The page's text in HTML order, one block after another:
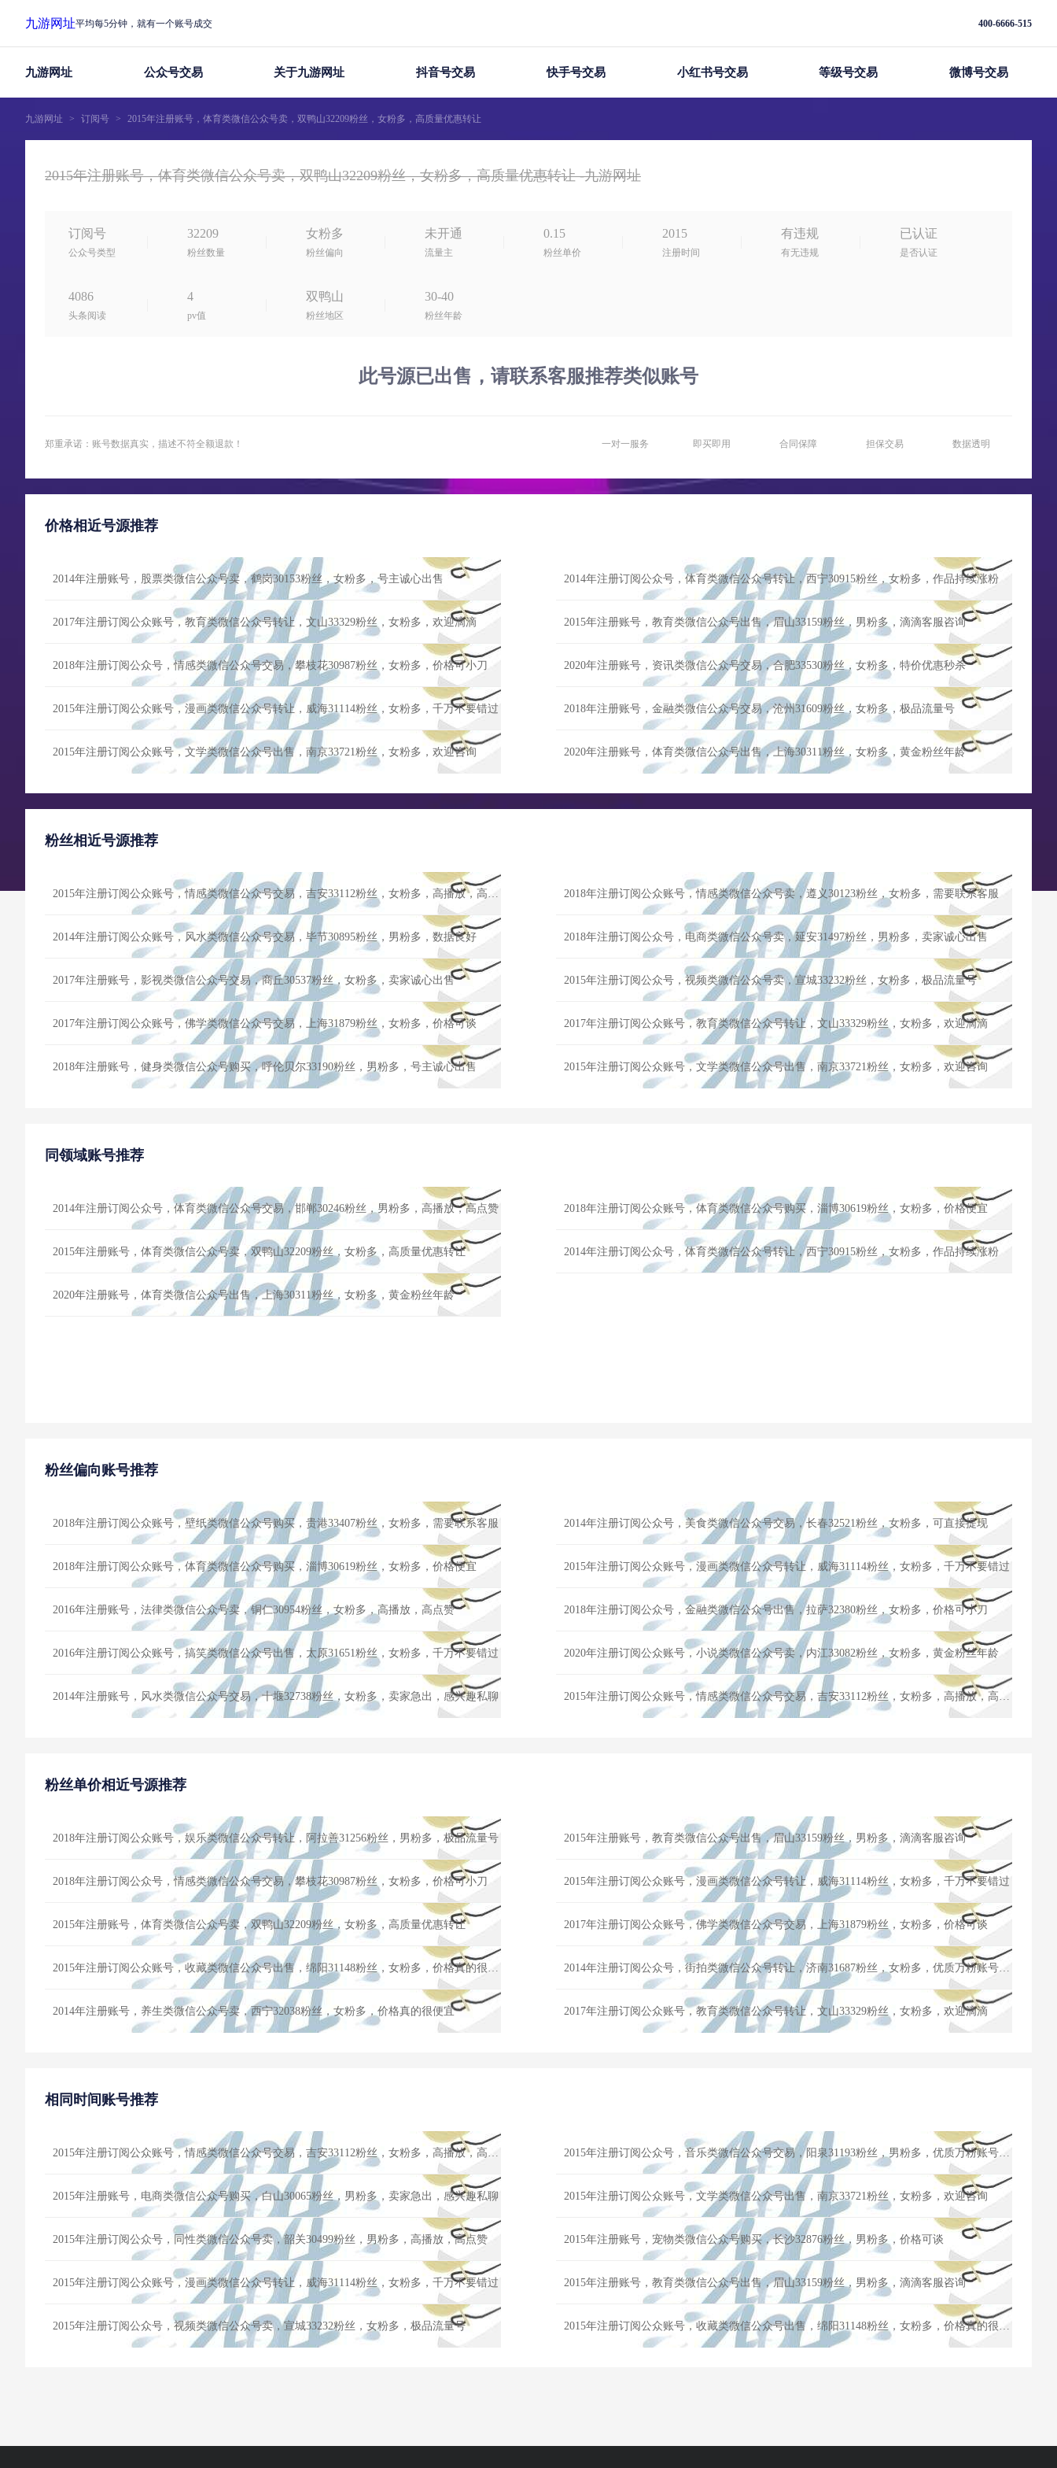
九游网址平均每5分钟，就有一个账号成交 400-6666-515
九游网址 公众号交易 关于九游网址 抖音号交易 快手号交易 小红书号交易 等级号交易 微博号交易
九游网址 > 订阅号 > 2015年注册账号，体育类微信公众号卖，双鸭山32209粉丝，女粉多，高质量优惠转让
2015年注册账号，体育类微信公众号卖，双鸭山32209粉丝，女粉多，高质量优惠转让 -九游网址
订阅号
公众号类型
32209
粉丝数量
女粉多
粉丝偏向
未开通
流量主
0.15
粉丝单价
2015
注册时间
有违规
有无违规
已认证
是否认证
4086
头条阅读
4
pv值
双鸭山
粉丝地区
30-40
粉丝年龄
此号源已出售，请联系客服推荐类似账号
郑重承诺：账号数据真实，描述不符全额退款！ 一对一服务 即买即用 合同保障 担保交易 数据透明
价格相近号源推荐
2014年注册账号，股票类微信公众号卖，鹤岗30153粉丝，女粉多，号主诚心出售 2014年注册订阅公众号，体育类微信公众号转让，西宁30915粉丝，女粉多，作品持续涨粉
2017年注册订阅公众账号，教育类微信公众号转让，文山33329粉丝，女粉多，欢迎滴滴 2015年注册账号，教育类微信公众号出售，眉山33159粉丝，男粉多，滴滴客服咨询
2018年注册订阅公众号，情感类微信公众号交易，攀枝花30987粉丝，女粉多，价格可小刀 2020年注册账号，资讯类微信公众号交易，合肥33530粉丝，女粉多，特价优惠秒杀
2015年注册订阅公众账号，漫画类微信公众号转让，威海31114粉丝，女粉多，千万不要错过 2018年注册账号，金融类微信公众号交易，沧州31609粉丝，女粉多，极品流量号
2015年注册订阅公众账号，文学类微信公众号出售，南京33721粉丝，女粉多，欢迎咨询 2020年注册账号，体育类微信公众号出售，上海30311粉丝，女粉多，黄金粉丝年龄
粉丝相近号源推荐
2015年注册订阅公众账号，情感类微信公众号交易，吉安33112粉丝，女粉多，高播放，高点赞 2018年注册订阅公众账号，情感类微信公众号卖，遵义30123粉丝，女粉多，需要联系客服
2014年注册订阅公众账号，风水类微信公众号交易，毕节30895粉丝，男粉多，数据良好 2018年注册订阅公众号，电商类微信公众号卖，延安31497粉丝，男粉多，卖家诚心出售
2017年注册账号，影视类微信公众号交易，商丘30537粉丝，女粉多，卖家诚心出售 2015年注册订阅公众号，视频类微信公众号卖，宣城33232粉丝，女粉多，极品流量号
2017年注册订阅公众账号，佛学类微信公众号交易，上海31879粉丝，女粉多，价格可谈 2017年注册订阅公众账号，教育类微信公众号转让，文山33329粉丝，女粉多，欢迎滴滴
2018年注册账号，健身类微信公众号购买，呼伦贝尔33190粉丝，男粉多，号主诚心出售 2015年注册订阅公众账号，文学类微信公众号出售，南京33721粉丝，女粉多，欢迎咨询
同领域账号推荐
2014年注册订阅公众号，体育类微信公众号交易，邯郸30246粉丝，男粉多，高播放，高点赞 2018年注册订阅公众账号，体育类微信公众号购买，淄博30619粉丝，女粉多，价格便宜
2015年注册账号，体育类微信公众号卖，双鸭山32209粉丝，女粉多，高质量优惠转让 2014年注册订阅公众号，体育类微信公众号转让，西宁30915粉丝，女粉多，作品持续涨粉
2020年注册账号，体育类微信公众号出售，上海30311粉丝，女粉多，黄金粉丝年龄
粉丝偏向账号推荐
2018年注册订阅公众账号，壁纸类微信公众号购买，贵港33407粉丝，女粉多，需要联系客服 2014年注册订阅公众号，美食类微信公众号交易，长春32521粉丝，女粉多，可直接提现
2018年注册订阅公众账号，体育类微信公众号购买，淄博30619粉丝，女粉多，价格便宜 2015年注册订阅公众账号，漫画类微信公众号转让，威海31114粉丝，女粉多，千万不要错过
2016年注册账号，法律类微信公众号卖，铜仁30954粉丝，女粉多，高播放，高点赞 2018年注册订阅公众号，金融类微信公众号出售，拉萨32380粉丝，女粉多，价格可小刀
2016年注册订阅公众账号，搞笑类微信公众号出售，太原31651粉丝，女粉多，千万不要错过 2020年注册订阅公众账号，小说类微信公众号卖，内江33082粉丝，女粉多，黄金粉丝年龄
2014年注册账号，风水类微信公众号交易，十堰32738粉丝，女粉多，卖家急出，感兴趣私聊 2015年注册订阅公众账号，情感类微信公众号交易，吉安33112粉丝，女粉多，高播放，高点赞
粉丝单价相近号源推荐
2018年注册订阅公众账号，娱乐类微信公众号转让，阿拉善31256粉丝，男粉多，极品流量号 2015年注册账号，教育类微信公众号出售，眉山33159粉丝，男粉多，滴滴客服咨询
2018年注册订阅公众号，情感类微信公众号交易，攀枝花30987粉丝，女粉多，价格可小刀 2015年注册订阅公众账号，漫画类微信公众号转让，威海31114粉丝，女粉多，千万不要错过
2015年注册账号，体育类微信公众号卖，双鸭山32209粉丝，女粉多，高质量优惠转让 2017年注册订阅公众账号，佛学类微信公众号交易，上海31879粉丝，女粉多，价格可谈
2015年注册订阅公众账号，收藏类微信公众号出售，绵阳31148粉丝，女粉多，价格真的很便宜 2014年注册订阅公众号，街拍类微信公众号转让，济南31687粉丝，女粉多，优质万粉账号交易出售
2014年注册账号，养生类微信公众号卖，西宁32038粉丝，女粉多，价格真的很便宜 2017年注册订阅公众账号，教育类微信公众号转让，文山33329粉丝，女粉多，欢迎滴滴
相同时间账号推荐
2015年注册订阅公众账号，情感类微信公众号交易，吉安33112粉丝，女粉多，高播放，高点赞 2015年注册订阅公众号，音乐类微信公众号交易，阳泉31193粉丝，男粉多，优质万粉账号交易出售
2015年注册账号，电商类微信公众号购买，白山30065粉丝，男粉多，卖家急出，感兴趣私聊 2015年注册订阅公众账号，文学类微信公众号出售，南京33721粉丝，女粉多，欢迎咨询
2015年注册订阅公众号，同性类微信公众号卖，韶关30499粉丝，男粉多，高播放，高点赞 2015年注册账号，宠物类微信公众号购买，长沙32876粉丝，男粉多，价格可谈
2015年注册订阅公众账号，漫画类微信公众号转让，威海31114粉丝，女粉多，千万不要错过 2015年注册账号，教育类微信公众号出售，眉山33159粉丝，男粉多，滴滴客服咨询
2015年注册订阅公众号，视频类微信公众号卖，宣城33232粉丝，女粉多，极品流量号 2015年注册订阅公众账号，收藏类微信公众号出售，绵阳31148粉丝，女粉多，价格真的很便宜